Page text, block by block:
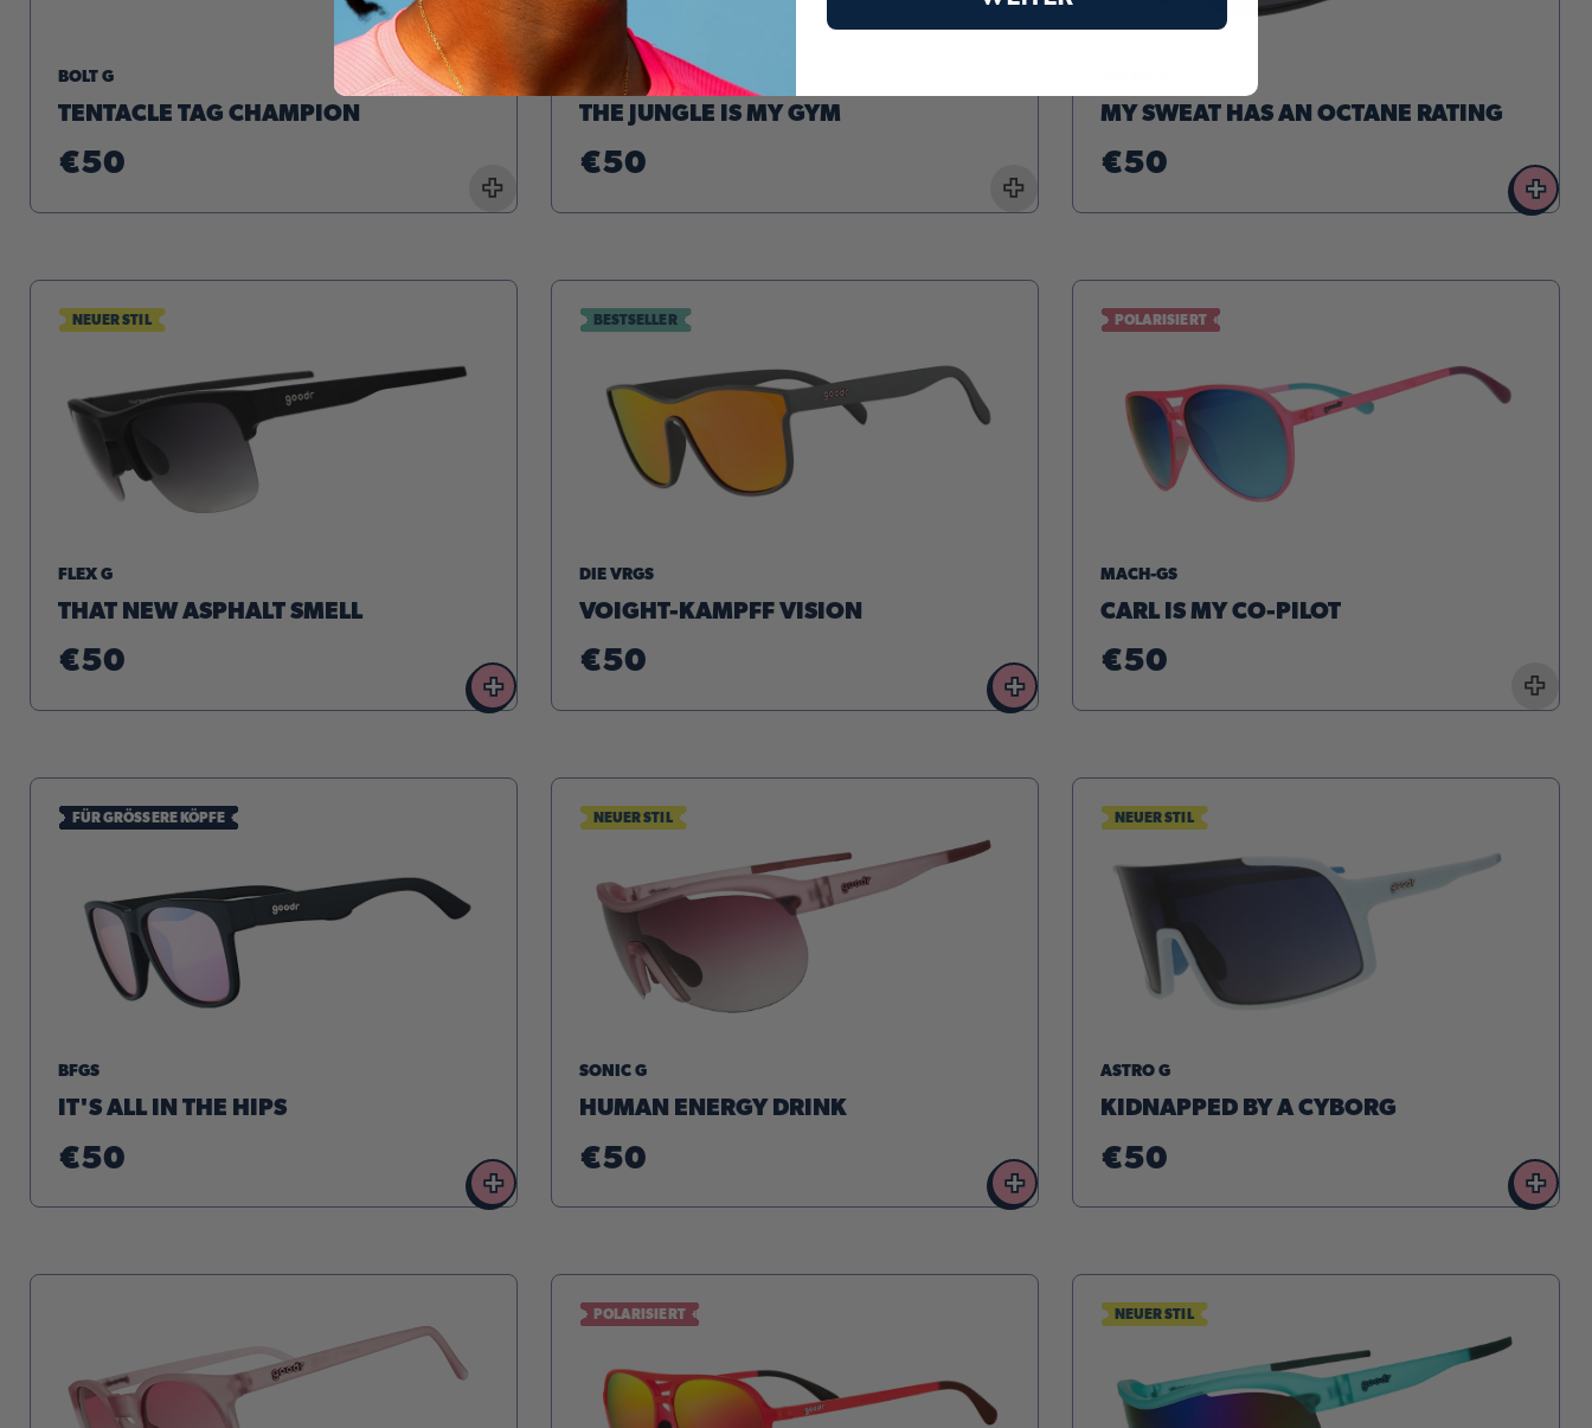
BOLT G
TENTACLE TAG CHAMPION
€50
+
BOLT G
THE JUNGLE IS MY GYM
€50
+
MY SWEAT HAS AN OCTANE RATING
€50
+
NEUER STIL
FLEX G
THAT NEW ASPHALT SMELL
€50
+
BESTSELLER
DIE VRGS
VOIGHT-KAMPFF VISION
€50
+
POLARISIERT
MACH-GS
CARL IS MY CO-PILOT
€50
+
FÜR GRÖSSERE KÖPFE
BFGS
IT'S ALL IN THE HIPS
€50
+
NEUER STIL
SONIC G
HUMAN ENERGY DRINK
€50
+
NEUER STIL
ASTRO G
KIDNAPPED BY A CYBORG
€50
+
POLARISIERT NEUER STIL